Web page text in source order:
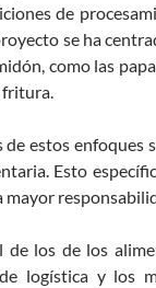
de
se ha
como las
fritura.
estos enfoques
Esto
los de los
logística y los